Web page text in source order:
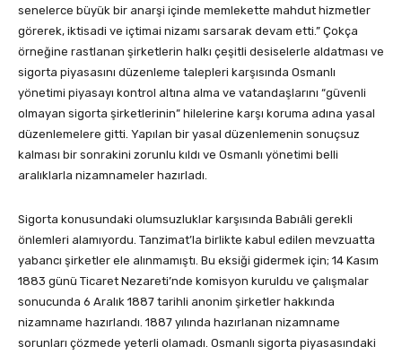
senelerce büyük bir anarşi içinde memlekette mahdut hizmetler
görerek, iktisadi ve içtimai nizamı sarsarak devam etti.” Çokça
örneğine rastlanan şirketlerin halkı çeşitli desiselerle aldatması ve
sigorta piyasasını düzenleme talepleri karşısında Osmanlı
yönetimi piyasayı kontrol altına alma ve vatandaşlarını “güvenli
olmayan sigorta şirketlerinin” hilelerine karşı koruma adına yasal
düzenlemelere gitti. Yapılan bir yasal düzenlemenin sonuçsuz
kalması bir sonrakini zorunlu kıldı ve Osmanlı yönetimi belli
aralıklarla nizamnameler hazırladı.
Sigorta konusundaki olumsuzluklar karşısında Babıâli gerekli
önlemleri alamıyordu. Tanzimat’la birlikte kabul edilen mevzuatta
yabancı şirketler ele alınmamıştı. Bu eksiği gidermek için; 14 Kasım
1883 günü Ticaret Nezareti’nde komisyon kuruldu ve çalışmalar
sonucunda 6 Aralık 1887 tarihli anonim şirketler hakkında
nizamname hazırlandı. 1887 yılında hazırlanan nizamname
sorunları çözmede yeterli olamadı. Osmanlı sigorta piyasasındaki